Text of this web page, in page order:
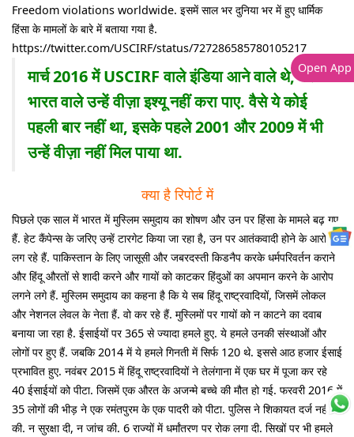
Freedom violations worldwide. इसमें साल भर दुनिया भर में हुए धार्मिक
हिंसा के मामलों के बारे में बताया गया है.
https://twitter.com/USCIRF/status/727286585780105217
मार्च 2016 में USCIRF वाले इंडिया आने वाले थे, पर
भारत वाले उन्हें वीज़ा इश्यू नहीं करा पाए. वैसे ये कोई
पहली बार नहीं था, इसके पहले 2001 और 2009 में भी
उन्हें वीज़ा नहीं मिल पाया था.
क्या है रिपोर्ट में
पिछले एक साल में भारत में मुस्लिम समुदाय का शोषण और उन पर हिंसा के मामले बढ़ गए
हैं. हेट कैंपेन्स के जरिए उन्हें टारगेट किया जा रहा है, उन पर आतंकवादी होने के आरोप
लग रहे हैं. पाकिस्तान के लिए जासूसी और जबरदस्ती किडनैप करके धर्मपरिवर्तन कराने
और हिंदू औरतों से शादी करने और गायों को काटकर हिंदुओं का अपमान करने के आरोप
लगने लगे हैं. मुस्लिम समुदाय का कहना है कि ये सब हिंदू राष्ट्रवादियों, जिसमें लोकल
और नेशनल लेवल के नेता हैं. वो कर रहे हैं. मुस्लिमों पर गायों को न काटने का दवाब
बनाया जा रहा है. ईसाईयों पर 365 से ज्यादा हमले हुए. ये हमले उनकी संस्थाओं और
लोगों पर हुए हैं. जबकि 2014 में ये हमले गिनती में सिर्फ 120 थे. इससे आठ हजार ईसाई
प्रभावित हुए. नवंबर 2015 में हिंदू राष्ट्रवादियों ने तेलंगाना में एक घर में पूजा कर रहे
40 ईसाईयों को पीटा. जिसमें एक औरत के अजन्मे बच्चे की मौत हो गई. फरवरी 2016 में
35 लोगों की भीड़ ने एक रमंतपुरम के एक पादरी को पीटा. पुलिस ने शिकायत दर्ज नहीं
की. न सुरक्षा दी, न जांच की. 6 राज्यों में धर्मांतरण पर रोक लगा दी. सिखों पर भी हमले
Open App